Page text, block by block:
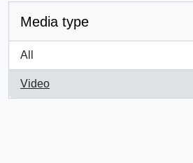
Media type
All
Video
, 1 results